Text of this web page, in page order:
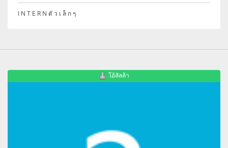
I N T E R N ตั ว เ ล็ ก ๆ
โอ้ลัลล้า